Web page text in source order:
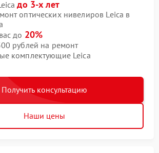
до 3-х лет
оптических нивелиров Leica в
до 20%
рублей на ремонт
комплектующие Leica
Получить консультацию
Наши цены